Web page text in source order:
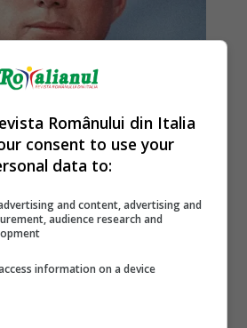
Românului din Italia
consent to use your
data to:
and content, advertising and
audience research and
information on a device